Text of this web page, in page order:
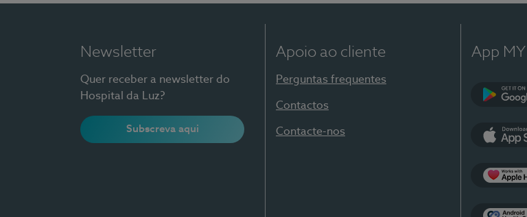
Newsletter
Quer receber a newsletter do
Hospital da Luz?
Subscreva aqui
Apoio ao cliente
Perguntas frequentes
Contactos
Contacte-nos
App